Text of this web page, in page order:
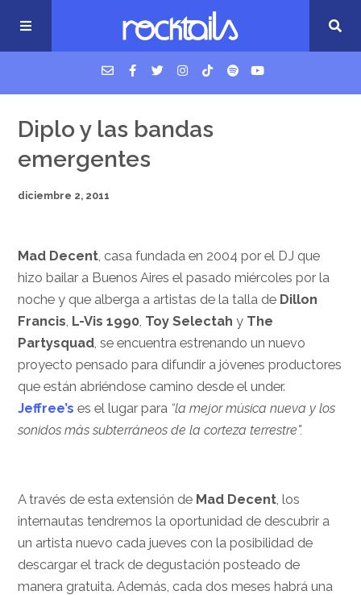
USM Podcast
Cigarrillos en la cama
Diplo y las bandas
emergentes
diciembre 2, 2011
Mad Decent, casa fundada en 2004 por el DJ que
hizo bailar a Buenos Aires el pasado miércoles por la
noche y que alberga a artistas de la talla de Dillon
Francis, L-Vis 1990, Toy Selectah y The
Partysquad, se encuentra estrenando un nuevo
proyecto pensado para difundir a jóvenes productores
que están abriéndose camino desde el under.
Jeffree’s es el lugar para “la mejor música nueva y los
sonidos más subterráneos de la corteza terrestre”.
A través de esta extensión de Mad Decent, los
internautas tendremos la oportunidad de descubrir a
un artista nuevo cada jueves con la posibilidad de
descargar el track de degustación posteado de
manera gratuita. Además, cada dos meses habrá una